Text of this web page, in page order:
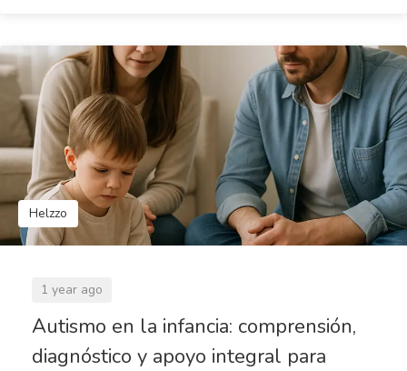
Helzzo
1 year ago
Autismo en la infancia: comprensión,
diagnóstico y apoyo integral para